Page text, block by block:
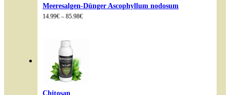
Meeresalgen-Dünger Ascophyllum nodosum
14.99€ – 85.98€Preisspanne:
Chitosan